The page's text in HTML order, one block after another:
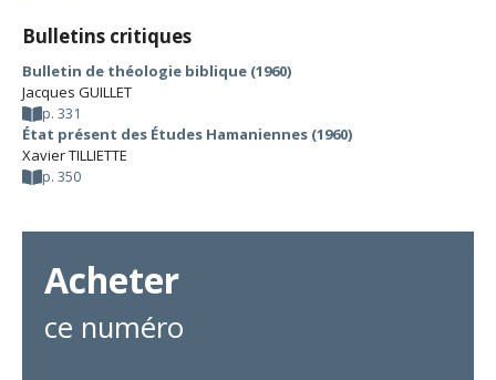
Bulletins critiques
Bulletin de théologie biblique (1960)
Jacques GUILLET
p. 331
État présent des Études Hamaniennes (1960)
Xavier TILLIETTE
p. 350
Acheter
ce numéro